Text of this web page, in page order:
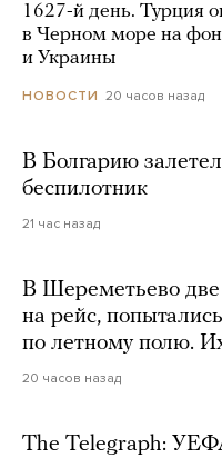
1627-й день. Турция
в Черном море на
и Украины
НОВОСТИ 20 часов назад
В Болгарию
беспилотник
21 час назад
В Шереметьево две
на рейс,
по летному полю.
20 часов назад
The Telegraph: